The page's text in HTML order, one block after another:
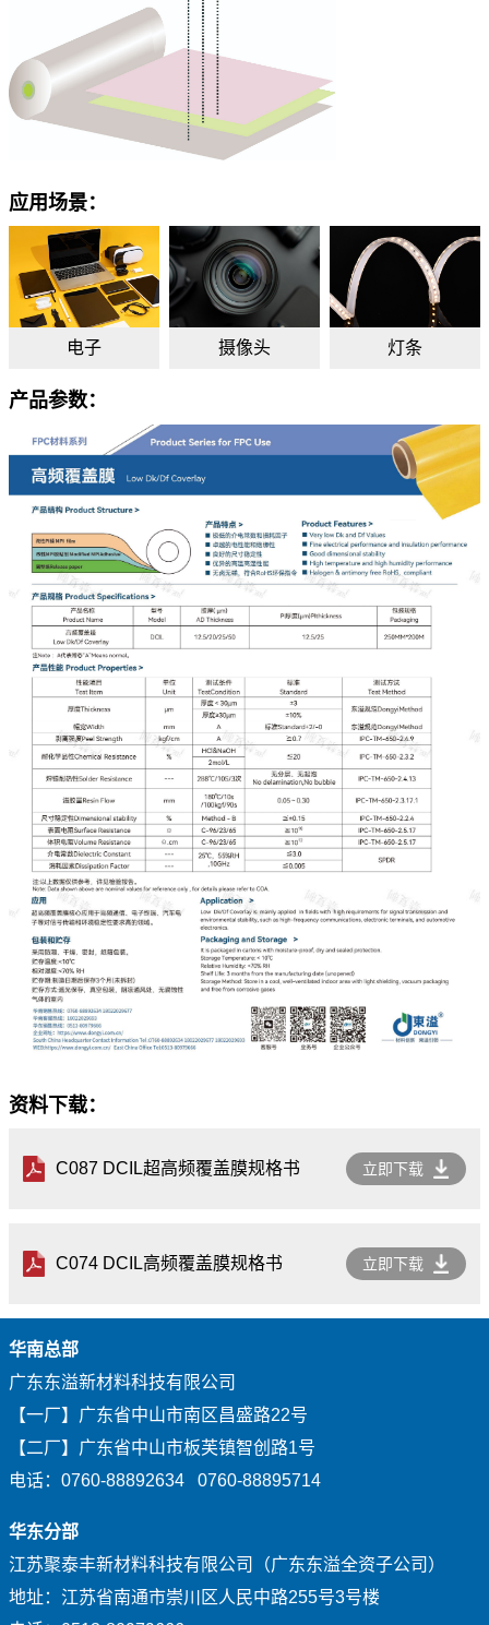
应用场景：
电子 摄像头 灯条
产品参数：
资料下载：
C087 DCIL超高频覆盖膜规格书 立即下载
C074 DCIL高频覆盖膜规格书 立即下载
华南总部
广东东溢新材料科技有限公司
【一厂】广东省中山市南区昌盛路22号
【二厂】广东省中山市板芙镇智创路1号
电话：0760-88892634 0760-88895714
华东分部
江苏聚泰丰新材料科技有限公司（广东东溢全资子公司）
地址：江苏省南通市崇川区人民中路255号3号楼